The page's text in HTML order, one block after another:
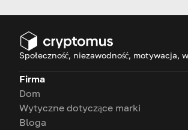
Społeczność, niezawodność, motywacja,
Firma
Dom
Wytyczne dotyczące marki
Bloga